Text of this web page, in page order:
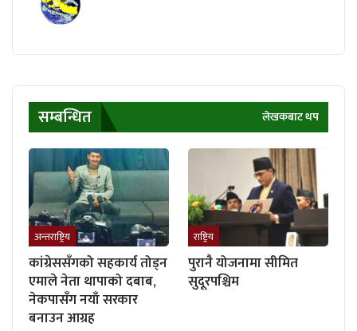
सम्बन्धित लेखकबाट थप
अन्तराष्ट्रिय
कांग्रेससँगको सहकार्य तोड्न
एमाले नेता थापाको दबाब,
नेकपासँग नयाँ सरकार
बनाउन आग्रह
राष्ट्रिय
पुरानै योजनामा सीमित
सुदूरपश्चिम